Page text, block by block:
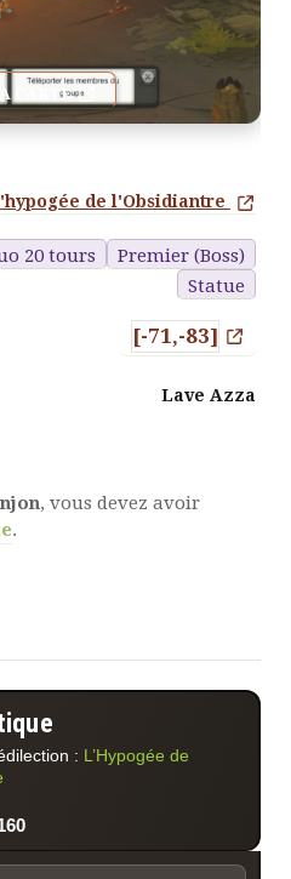
de l'Obsidiantre
20 tours
Premier (Boss)
Statue
[-71,-83]
Lave Azza
CARTE
, vous devez avoir
.
: L’Hypogée de